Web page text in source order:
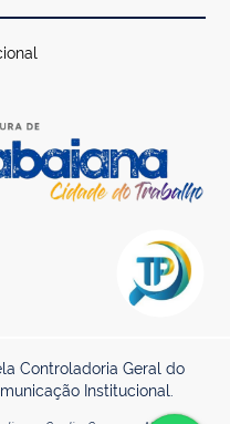
Controladoria Geral do
Institucional.